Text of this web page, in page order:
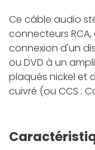
Ce câble audio
connecteurs
connexion d'un
ou DVD à un
plaqués nickel et
cuivré (ou CCS :